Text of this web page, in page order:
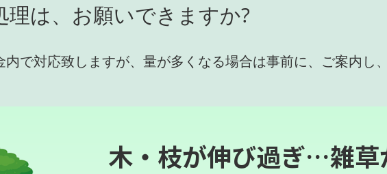
は、お願いできますか?
で対応致しますが、量が多くなる場合は事前に、ご案内し
木・枝が伸び過ぎ…雑